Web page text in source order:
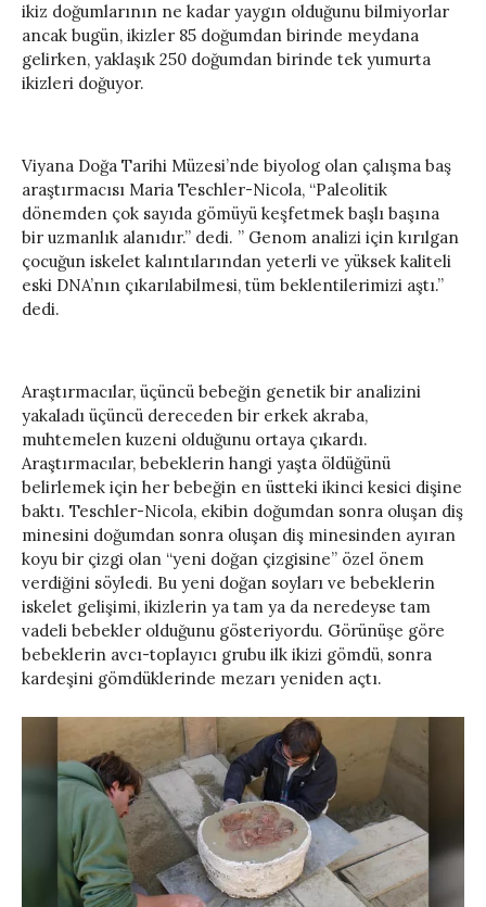
ikiz doğumlarının ne kadar yaygın olduğunu bilmiyorlar
ancak bugün, ikizler 85 doğumdan birinde meydana
gelirken, yaklaşık 250 doğumdan birinde tek yumurta
ikizleri doğuyor.
Viyana Doğa Tarihi Müzesi’nde biyolog olan çalışma baş
araştırmacısı Maria Teschler-Nicola, “Paleolitik
dönemden çok sayıda gömüyü keşfetmek başlı başına
bir uzmanlık alanıdır.” dedi. ” Genom analizi için kırılgan
çocuğun iskelet kalıntılarından yeterli ve yüksek kaliteli
eski DNA’nın çıkarılabilmesi, tüm beklentilerimizi aştı.”
dedi.
Araştırmacılar, üçüncü bebeğin genetik bir analizini
yakaladı üçüncü dereceden bir erkek akraba,
muhtemelen kuzeni olduğunu ortaya çıkardı.
Araştırmacılar, bebeklerin hangi yaşta öldüğünü
belirlemek için her bebeğin en üstteki ikinci kesici dişine
baktı. Teschler-Nicola, ekibin doğumdan sonra oluşan diş
minesini doğumdan sonra oluşan diş minesinden ayıran
koyu bir çizgi olan “yeni doğan çizgisine” özel önem
verdiğini söyledi. Bu yeni doğan soyları ve bebeklerin
iskelet gelişimi, ikizlerin ya tam ya da neredeyse tam
vadeli bebekler olduğunu gösteriyordu. Görünüşe göre
bebeklerin avcı-toplayıcı grubu ilk ikizi gömdü, sonra
kardeşini gömdüklerinde mezarı yeniden açtı.